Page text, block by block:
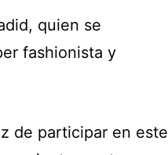
quien se
fashionista y
de participar en este